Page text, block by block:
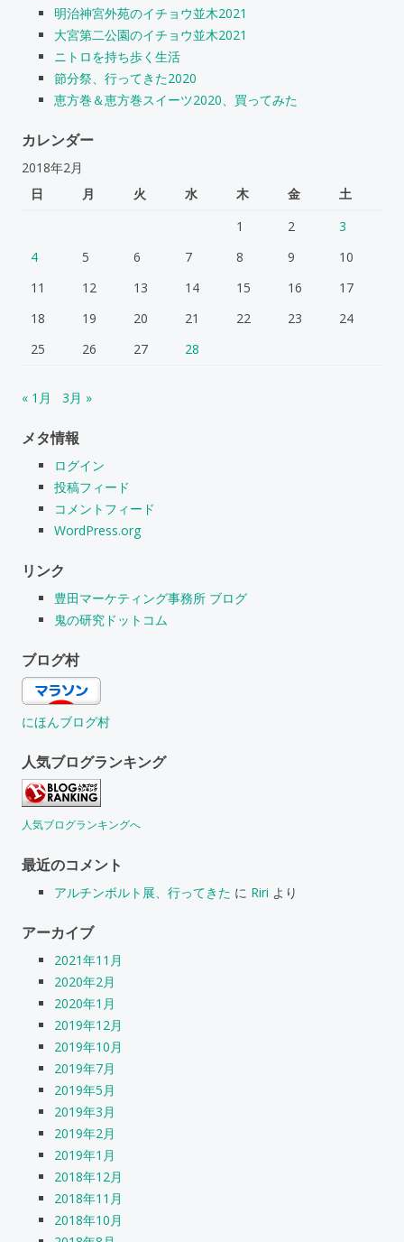
明治神宮外苑のイチョウ並木2021
大宮第二公園のイチョウ並木2021
ニトロを持ち歩く生活
節分祭、行ってきた2020
恵方巻＆恵方巻スイーツ2020、買ってみた
カレンダー
2018年2月
日
月 火 水 木 金
土
1
2
3
4
5 6 7 8 9
10
11
12 13 14 15 16
17
18
19 20 21 22 23
24
25
26 27 28
« 1月 3月 »
メタ情報
ログイン
投稿フィード
コメントフィード
WordPress.org
リンク
豊田マーケティング事務所 ブログ
鬼の研究ドットコム
ブログ村
にほんブログ村
人気ブログランキング
人気ブログランキングへ
最近のコメント
アルチンボルト展、行ってきた に Riri より
アーカイブ
2021年11月
2020年2月
2020年1月
2019年12月
2019年10月
2019年7月
2019年5月
2019年3月
2019年2月
2019年1月
2018年12月
2018年11月
2018年10月